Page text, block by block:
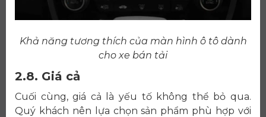
Khả năng tương thích của màn hình ô tô dành
cho xe bán tải
2.8. Giá cả
Cuối cùng, giá cả là yếu tố không thể bỏ qua.
Quý khách nên lựa chọn sản phẩm phù hợp với